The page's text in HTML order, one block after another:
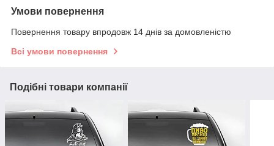
Умови повернення
Повернення товару впродовж 14 днів за домовленістю
Всі умови повернення
Подібні товари компанії